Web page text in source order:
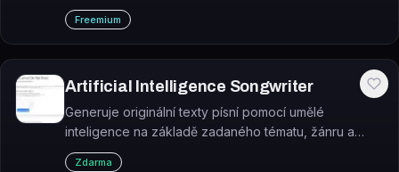
modely pro hudbu, zvukové efekty a TTS s latencí
pod 50 ms.
Freemium
Artificial Intelligence Songwriter
Generuje originální texty písní pomocí umělé
inteligence na základě zadaného tématu, žánru a
nálady.
Zdarma